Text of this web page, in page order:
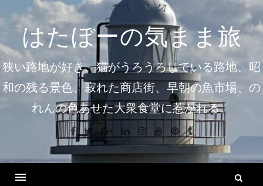
ン
ツ
へ
はたぼーの気まま旅
狭い路地が好き。猫がうろうろしている路地、昭
和の残る景色、寂れた商店街、早朝の魚市場、の
れんの色あせた大衆食堂に惹かれる。
Facebook
Twitter Google+
LinkedinInstagramYoutube
Pinterest
Tumblr